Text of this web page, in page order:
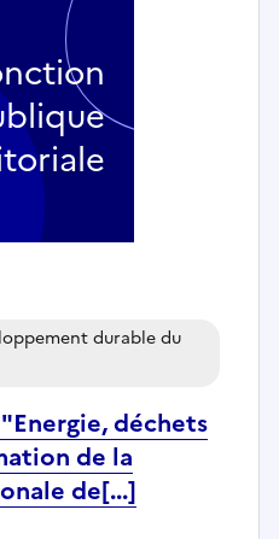
déchets
de la
de[...]
durable du